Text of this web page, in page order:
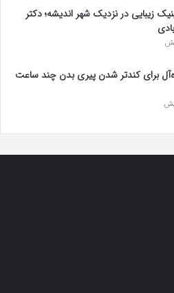
زیبایی در نزدیک شهر اندیشه؛ دکتر
برای کندتر شدن پیری بدن چند ساعت